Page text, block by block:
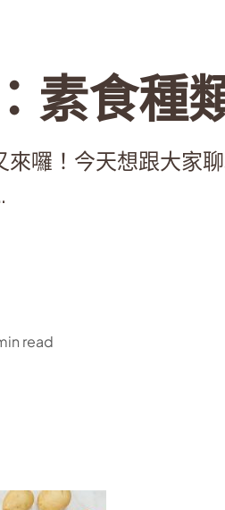
素食種
來囉！今天想跟大家
read